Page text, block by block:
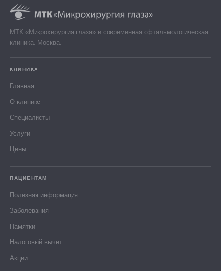
МТК «Микрохирургия глаза» и современная офтальмологическая
клиника. Москва.
КЛИНИКА
Главная
О клинике
Специалисты
Услуги
Цены
ПАЦИЕНТАМ
Полезная информация
Заболевания
Памятки
Налоговый вычет
Акции